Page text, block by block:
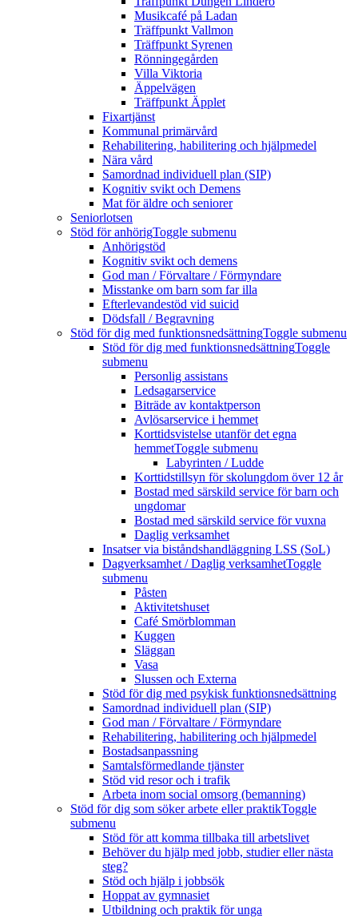
Musikcafé på Ladan
Träffpunkt Vallmon
Träffpunkt Syrenen
Rönningegården
Villa Viktoria
Äppelvägen
Träffpunkt Äpplet
Fixartjänst
Kommunal primärvård
Rehabilitering, habilitering och hjälpmedel
Nära vård
Samordnad individuell plan (SIP)
Kognitiv svikt och Demens
Mat för äldre och seniorer
Seniorlotsen
Stöd för anhörigToggle submenu
Anhörigstöd
Kognitiv svikt och demens
God man / Förvaltare / Förmyndare
Misstanke om barn som far illa
Efterlevandestöd vid suicid
Dödsfall / Begravning
Stöd för dig med funktionsnedsättningToggle submenu
Stöd för dig med funktionsnedsättningToggle
submenu
Personlig assistans
Ledsagarservice
Biträde av kontaktperson
Avlösarservice i hemmet
Korttidsvistelse utanför det egna
hemmetToggle submenu
Labyrinten / Ludde
Korttidstillsyn för skolungdom över 12 år
Bostad med särskild service för barn och
ungdomar
Bostad med särskild service för vuxna
Daglig verksamhet
Insatser via biståndshandläggning LSS (SoL)
Dagverksamhet / Daglig verksamhetToggle
submenu
Påsten
Aktivitetshuset
Café Smörblomman
Kuggen
Släggan
Vasa
Slussen och Externa
Stöd för dig med psykisk funktionsnedsättning
Samordnad individuell plan (SIP)
God man / Förvaltare / Förmyndare
Rehabilitering, habilitering och hjälpmedel
Bostadsanpassning
Samtalsförmedlande tjänster
Stöd vid resor och i trafik
Arbeta inom social omsorg (bemanning)
Stöd för dig som söker arbete eller praktikToggle
submenu
Stöd för att komma tillbaka till arbetslivet
Behöver du hjälp med jobb, studier eller nästa
steg?
Stöd och hjälp i jobbsök
Hoppat av gymnasiet
Utbildning och praktik för unga